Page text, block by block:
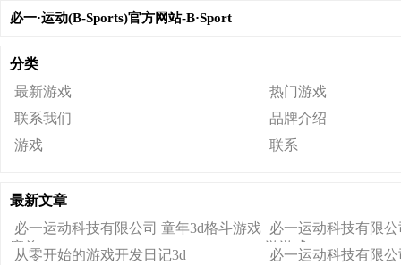
必一·运动(B-Sports)官方网站-B·Sport
分类
最新游戏
热门游戏
联系我们
品牌介绍
游戏
联系
最新文章
必一运动科技有限公司 童年3d格斗游戏
魔兽
必一运动科技有限
游游戏
从零开始的游戏开发日记3d
必一运动科技有限